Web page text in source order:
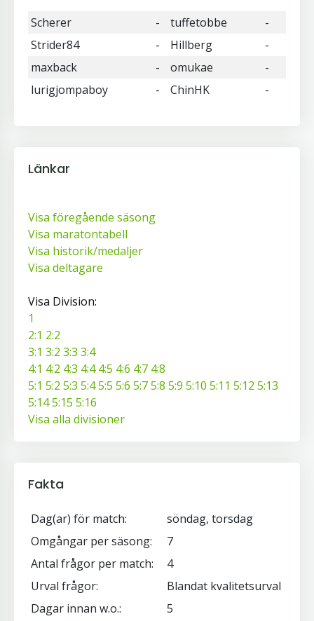
Scherer
- tuffetobbe
-
Strider84
- Hillberg
-
maxback
- omukae
-
lurigjompaboy
- ChinHK -
Länkar
Visa föregående säsong
Visa maratontabell
Visa historik/medaljer
Visa deltagare
Visa Division:
1
2:1 2:2
3:1 3:2 3:3 3:4
4:1 4:2 4:3 4:4 4:5 4:6 4:7 4:8
5:1 5:2 5:3 5:45:5 5:6 5:75:8 5:9 5:10 5:11 5:12 5:13
5:145:15 5:16
Visa alla divisioner
Fakta
Dag(ar) för match:
söndag, torsdag
Omgångar per säsong:
7
Antal frågor per match:
4
Urval frågor:
Blandat kvalitetsurval
Dagar innan w.o.:
5